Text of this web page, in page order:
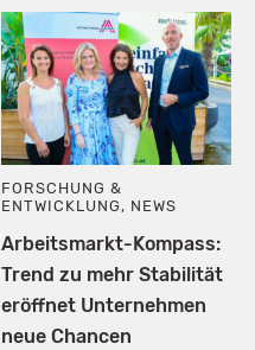
FORSCHUNG &
ENTWICKLUNG, NEWS
Arbeitsmarkt-Kompass:
Trend zu mehr Stabilität
eröffnet Unternehmen
neue Chancen